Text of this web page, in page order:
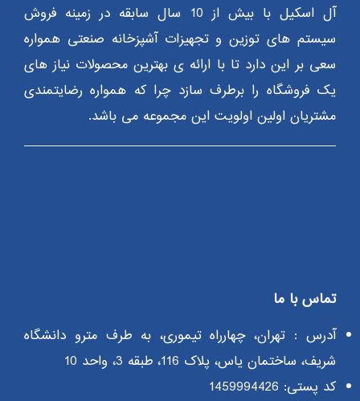
آل اسکیل با بیش از 10 سال سابقه در زمینه فروش
سیستم های توزین و تجهیزات آشپزخانه صنعتی همواره
سعی بر این دارد تا با ارائه ی بهترین محصولات نیاز های
یک فروشگاه را برطرف سازد چرا که همواره رضایتمندی
مشتریان اولین اولویت این مجموعه می باشد.
تماس با ما
آدرس : تهران، چهارراه تیموری، به طرف مترو دانشگاه
شریف، ساختمان یاس، پلاک 116، طبقه 3، واحد 10
کد پستی: 1459994426